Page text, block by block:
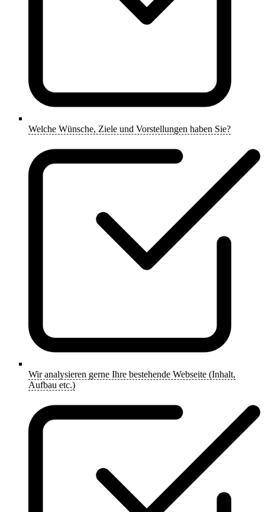
Welche Wünsche, Ziele und Vorstellungen haben Sie?
Wir analysieren gerne Ihre bestehende Webseite (Inhalt,
Aufbau etc.)